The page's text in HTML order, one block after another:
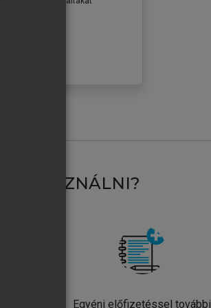
HASZNÁLNI?
Egyéni előfizetéssel további